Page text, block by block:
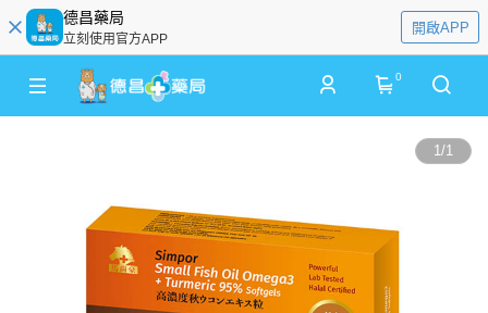
德昌藥局
立刻使用官方APP
開啟APP
0
1/1